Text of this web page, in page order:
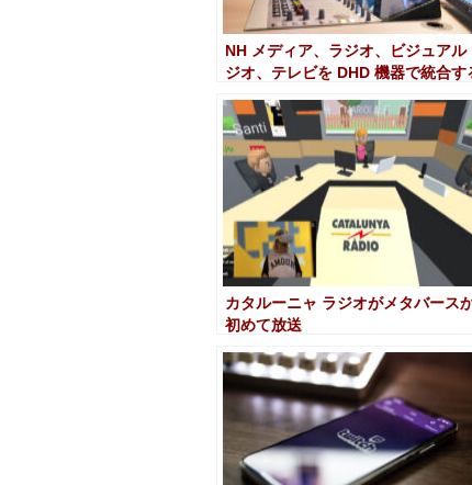
NH メディア、ラジオ、ビジュアル
ジオ、テレビを DHD 機器で統合す
カタルーニャ ラジオがメタバース
初めて放送